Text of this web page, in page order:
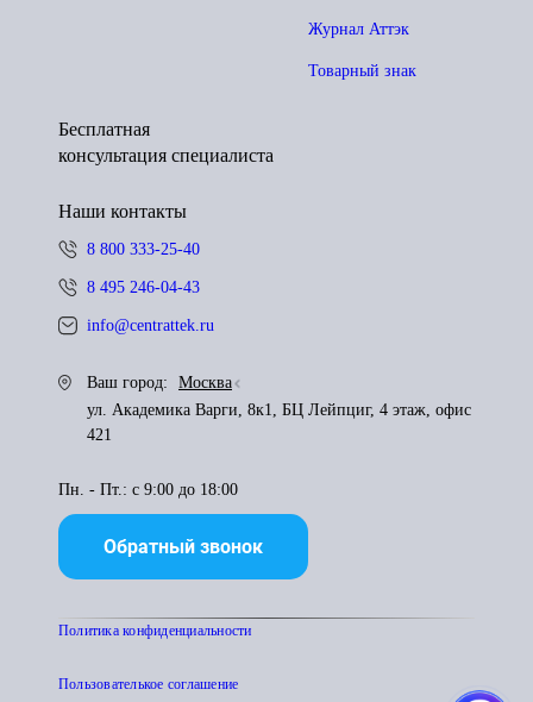
Журнал Аттэк
Товарный знак
Бесплатная
консультация специалиста
Наши контакты
8 800 333-25-40
8 495 246-04-43
info@centrattek.ru
Ваш город:
Москва
ул. Академика Варги, 8к1, БЦ Лейпциг, 4 этаж, офис
421
Пн. - Пт.: с 9:00 до 18:00
Обратный звонок
Политика конфиденциальности
Пользователькое соглашение